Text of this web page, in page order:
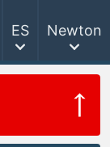
ES Newton